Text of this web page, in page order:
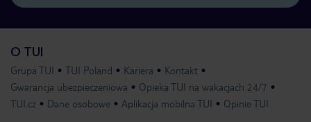
O TUI
Grupa TUI TUI Poland Kariera
Kontakt
Gwarancja ubezpieczeniowa
Opieka TUI na wakacjach 24/7
TUI.cz
Dane osobowe Aplikacja mobilna TUI Opinie TUI